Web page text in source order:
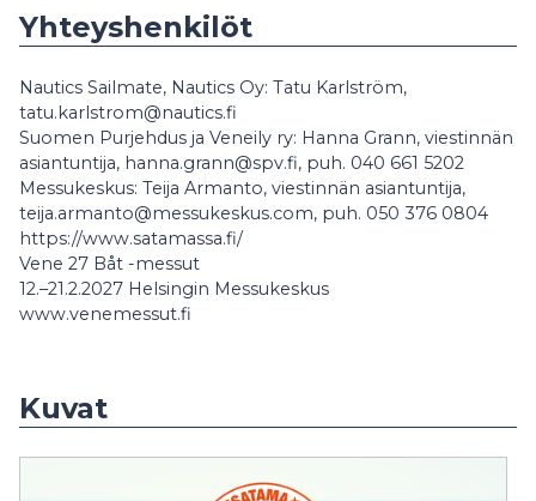
Yhteyshenkilöt
Nautics Sailmate, Nautics Oy: Tatu Karlström,
tatu.karlstrom@nautics.fi
Suomen Purjehdus ja Veneily ry: Hanna Grann, viestinnän
asiantuntija, hanna.grann@spv.fi, puh. 040 661 5202
Messukeskus: Teija Armanto, viestinnän asiantuntija,
teija.armanto@messukeskus.com, puh. 050 376 0804
https://www.satamassa.fi/
Vene 27 Båt -messut
12.–21.2.2027 Helsingin Messukeskus
www.venemessut.fi
Kuvat